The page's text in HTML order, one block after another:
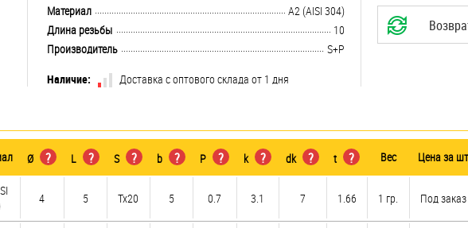
Материал
А2 (AISI 304)
Длина резьбы
10
Производитель
S+P
Наличие:
Доставка с оптового склада от 1 дня
Ø ? L ? S ? b ? P ? k ? dk ? t ? Вес Цена за шт
4 5 Tx20 5 0.7 3.1 7 1.66 1 гр. Под заказ